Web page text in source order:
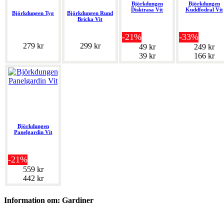
Björkdungen Tyg
279 kr
Björkdungen Rund
Bricka Vit
299 kr
Björkdungen
Disktrasa Vit
-21%
49 kr
39 kr
Björkdungen
Kuddfodral Vit
-33%
249 kr
166 kr
Björkdungen
Panelgardin Vit
-21%
559 kr
442 kr
Information om: Gardiner